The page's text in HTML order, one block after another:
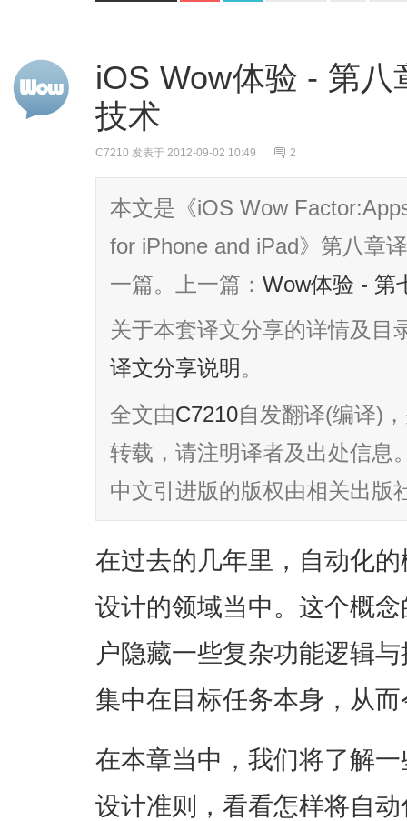
iOS Wow体验 - 第
技术
C7210 发表于 2012-09-02 10:49 2
本文是《iOS Wow
for iPhone and iPad》第八章
一篇。上一篇： Wow体验 - 第
关于本套译文分享的详情及目
译文分享说明 。
全文由C7210自发翻译(编译)
转载，请注明译者及出处信息
中文引进版的版权由相关出版
在过去的几年里，自动化
设计的领域当中。这个概
户隐藏一些复杂功能逻辑
集中在目标任务本身，从
在本章当中，我们将了解
设计准则，看看怎样将自